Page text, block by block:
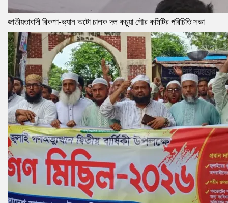
জাতীয়তাবাদী রিকশা-ভ্যান অটো চালক দল কচুয়া পৌর কমিটির পরিচিতি সভা